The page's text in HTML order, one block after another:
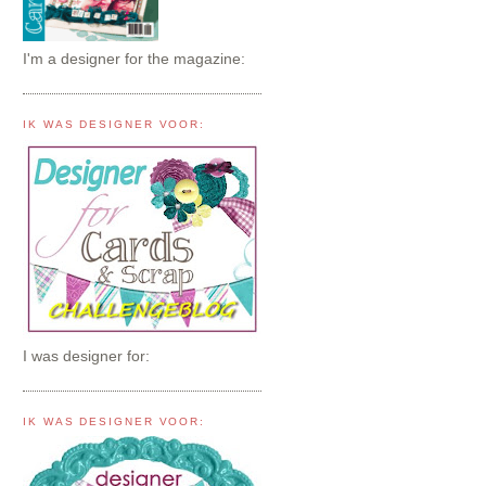
I'm a designer for the magazine:
IK WAS DESIGNER VOOR:
I was designer for:
IK WAS DESIGNER VOOR: